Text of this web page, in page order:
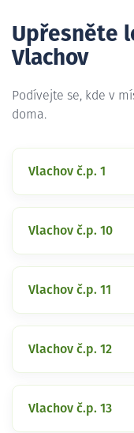
Upřesněte
Vlachov
Podívejte se, kde v
doma.
Vlachov č.p. 1
Vlachov č.p. 10
Vlachov č.p. 11
Vlachov č.p. 12
Vlachov č.p. 13